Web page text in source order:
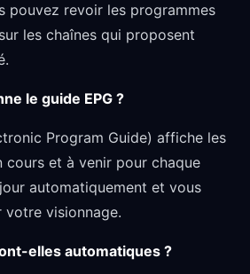
pouvez revoir les programmes
les chaînes qui proposent
le guide EPG ?
Program Guide) affiche les
cours et à venir pour chaque
automatiquement et vous
visionnage.
elles automatiques ?